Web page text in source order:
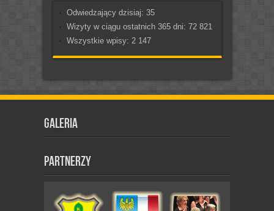
Odwiedzający dzisiaj: 35
Wizyty w ciągu ostatnich 365 dni: 72 821
Wszystkie wpisy: 2 147
Galeria
Partnerzy